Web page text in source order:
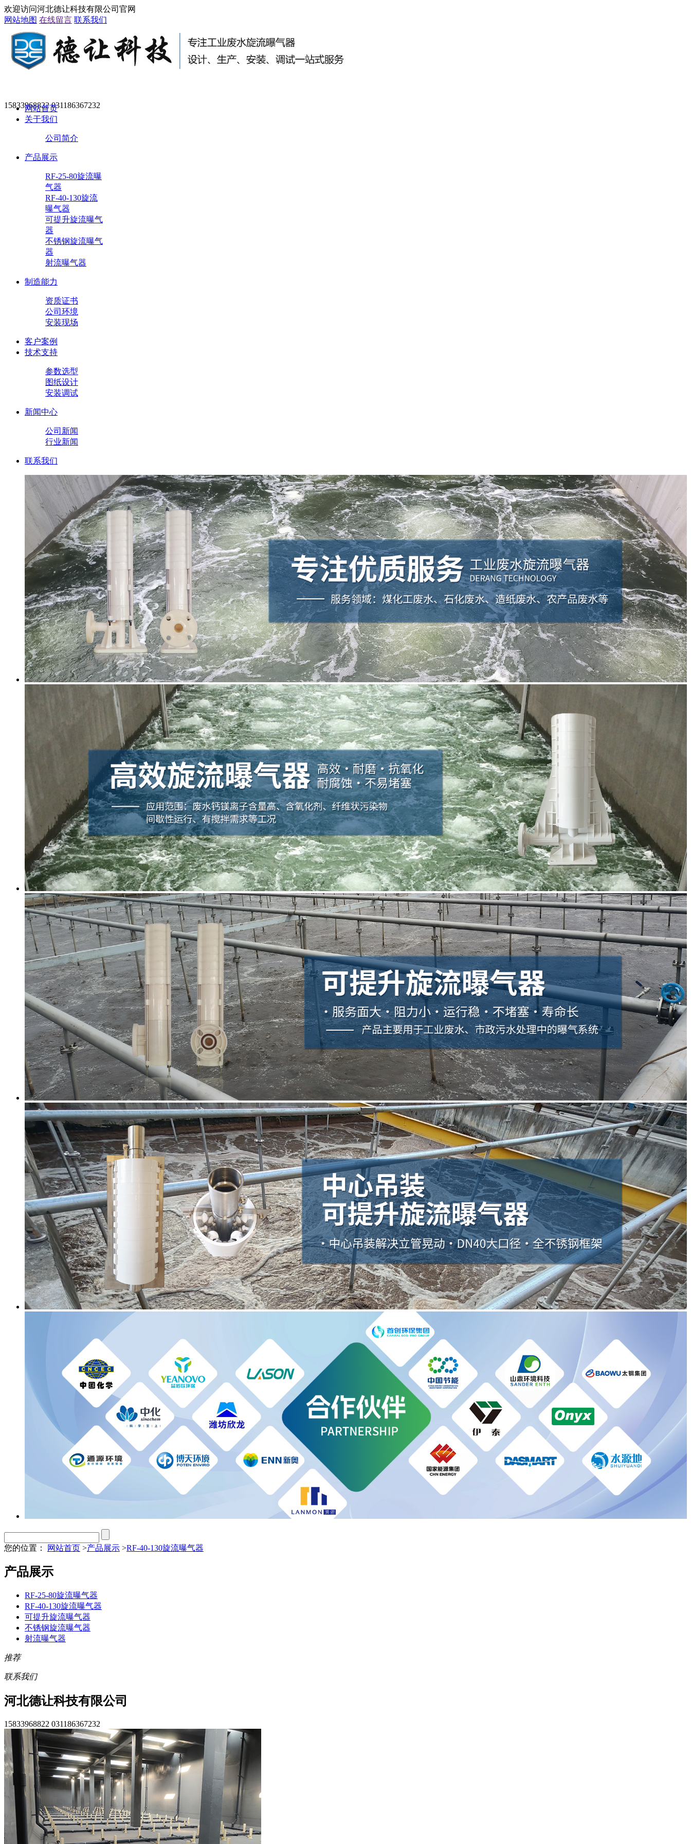
欢迎访问河北德让科技有限公司官网
网站地图 在线留言 联系我们
15833968822 031186367232
网站首页
关于我们
公司简介
产品展示
RF-25-80旋流曝
气器
RF-40-130旋流
曝气器
可提升旋流曝气
器
不锈钢旋流曝气
器
射流曝气器
制造能力
资质证书
公司环境
安装现场
客户案例
技术支持
参数选型
图纸设计
安装调试
新闻中心
公司新闻
行业新闻
联系我们
您的位置： 网站首页 >产品展示 >RF-40-130旋流曝气器
产品展示
RF-25-80旋流曝气器
RF-40-130旋流曝气器
可提升旋流曝气器
不锈钢旋流曝气器
射流曝气器
推荐
联系我们
河北德让科技有限公司
15833968822 031186367232